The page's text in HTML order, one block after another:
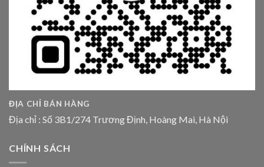
ĐỊA CHỈ BÁN HÀNG
Địa chỉ : Số 3B1/274 Trương Định, Hoàng Mai, Hà Nội
CHÍNH SÁCH